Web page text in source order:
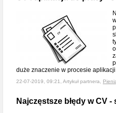
duże znaczenie w procesie
22-07-2019, 09:21, Artykuł partnera,
Najczęstsze błędy w CV